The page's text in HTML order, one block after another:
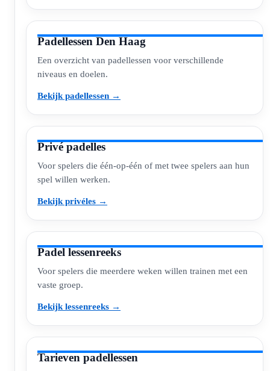
Padellessen Den Haag
Een overzicht van padellessen voor verschillende
niveaus en doelen.
Bekijk padellessen →
Privé padelles
Voor spelers die één-op-één of met twee spelers aan hun
spel willen werken.
Bekijk privéles →
Padel lessenreeks
Voor spelers die meerdere weken willen trainen met een
vaste groep.
Bekijk lessenreeks →
Tarieven padellessen